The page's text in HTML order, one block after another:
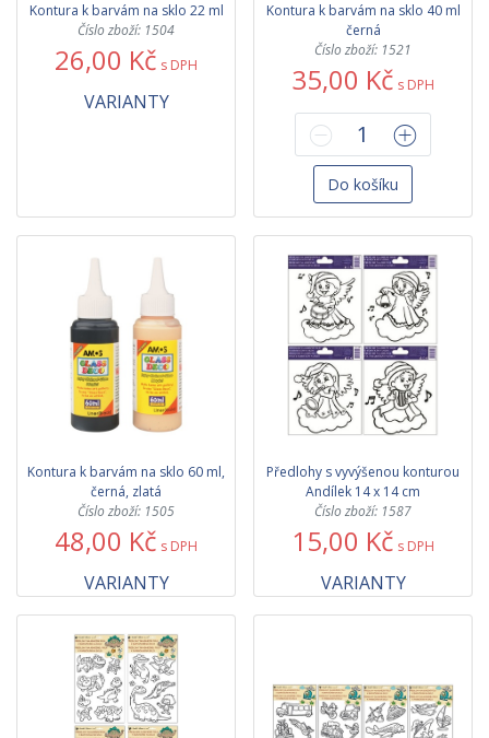
Kontura k barvám na sklo 22 ml
Číslo zboží: 1504
26,00 Kč s DPH
VARIANTY
Kontura k barvám na sklo 40 ml
černá
Číslo zboží: 1521
35,00 Kč s DPH
Do košíku
Kontura k barvám na sklo 60 ml,
černá, zlatá
Číslo zboží: 1505
48,00 Kč s DPH
VARIANTY
Předlohy s vyvýšenou konturou
Andílek 14 x 14 cm
Číslo zboží: 1587
15,00 Kč s DPH
VARIANTY